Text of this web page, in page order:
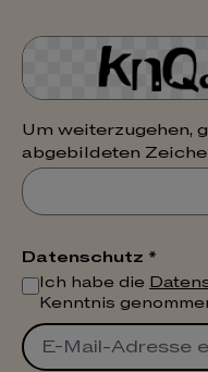
Um weiterzugehen,
abgebildeten
Datenschutz *
Ich habe die
Kenntnis